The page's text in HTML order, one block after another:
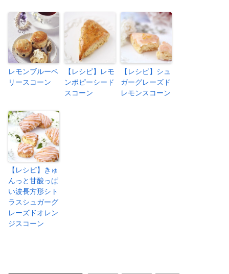
レモンブルーベ
リースコーン
【レシピ】レモ
ンポピーシード
スコーン
【レシピ】シュ
ガーグレーズド
レモンスコーン
【レシピ】きゅ
んっと甘酸っぱ
い波長方形シト
ラスシュガーグ
レーズドオレン
ジスコーン